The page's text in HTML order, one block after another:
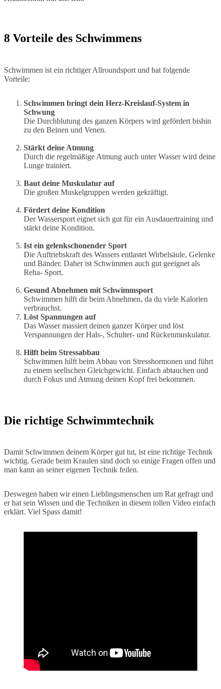
8 Vorteile des Schwimmens
Schwimmen ist ein richtiger Allroundsport und hat folgende
Vorteile:
Schwimmen bringt dein Herz-Kreislauf-System in
Schwung
Die Durchblutung des ganzen Körpers wird gefördert bishin
zu den Beinen und Venen.
Stärkt deine Atmung
Durch die regelmäßige Atmung auch unter Wasser wird deine
Lunge trainiert.
Baut deine Muskulatur auf
Die großen Muskelgruppen werden gekräftigt.
Fördert deine Kondition
Der Wassersport eignet sich gut für ein Ausdauertraining und
stärkt deine Kondition.
Ist ein gelenkschonender Sport
Die Auftriebskraft des Wassers entlastet Wirbelsäule, Gelenke
und Bänder. Daher ist Schwimmen auch gut geeignet als
Reha- Sport.
Gesund Abnehmen mit Schwimmsport
Schwimmen hilft dir beim Abnehmen, da du viele Kalorien
verbrauchst.
Löst Spannungen auf
Das Wasser massiert deinen ganzer Körper und löst
Verspannungen der Hals-, Schulter- und Rückenmuskulatur.
Hilft beim Stressabbau
Schwimmen hilft beim Abbau von Stresshormonen und führt
zu einem seelischen Gleichgewicht. Einfach abtauchen und
durch Fokus und Atmung deinen Kopf frei bekommen.
Die richtige Schwimmtechnik
Damit Schwimmen deinem Körper gut tut, ist eine richtige Technik
wichtig. Gerade beim Kraulen sind doch so einige Fragen offen und
man kann an seiner eigenen Technik feilen.
Deswegen haben wir einen Lieblingsmenschen um Rat gefragt und
er hat sein Wissen und die Techniken in diesem tollen Video einfach
erklärt. Viel Spass damit!